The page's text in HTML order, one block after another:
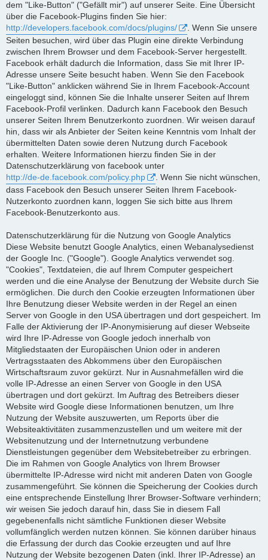
dem "Like-Button" ("Gefällt mir") auf unserer Seite. Eine Übersicht
über die Facebook-Plugins finden Sie hier:
http://developers.facebook.com/docs/plugins/
. Wenn Sie unsere
Seiten besuchen, wird über das Plugin eine direkte Verbindung
zwischen Ihrem Browser und dem Facebook-Server hergestellt.
Facebook erhält dadurch die Information, dass Sie mit Ihrer IP-
Adresse unsere Seite besucht haben. Wenn Sie den Facebook
"Like-Button" anklicken während Sie in Ihrem Facebook-Account
eingeloggt sind, können Sie die Inhalte unserer Seiten auf Ihrem
Facebook-Profil verlinken. Dadurch kann Facebook den Besuch
unserer Seiten Ihrem Benutzerkonto zuordnen. Wir weisen darauf
hin, dass wir als Anbieter der Seiten keine Kenntnis vom Inhalt der
übermittelten Daten sowie deren Nutzung durch Facebook
erhalten. Weitere Informationen hierzu finden Sie in der
Datenschutzerklärung von facebook unter
http://de-de.facebook.com/policy.php
. Wenn Sie nicht wünschen,
dass Facebook den Besuch unserer Seiten Ihrem Facebook-
Nutzerkonto zuordnen kann, loggen Sie sich bitte aus Ihrem
Facebook-Benutzerkonto aus.
Datenschutzerklärung für die Nutzung von Google Analytics
Diese Website benutzt Google Analytics, einen Webanalysedienst
der Google Inc. ("Google"). Google Analytics verwendet sog.
"Cookies", Textdateien, die auf Ihrem Computer gespeichert
werden und die eine Analyse der Benutzung der Website durch Sie
ermöglichen. Die durch den Cookie erzeugten Informationen über
Ihre Benutzung dieser Website werden in der Regel an einen
Server von Google in den USA übertragen und dort gespeichert. Im
Falle der Aktivierung der IP-Anonymisierung auf dieser Webseite
wird Ihre IP-Adresse von Google jedoch innerhalb von
Mitgliedstaaten der Europäischen Union oder in anderen
Vertragsstaaten des Abkommens über den Europäischen
Wirtschaftsraum zuvor gekürzt. Nur in Ausnahmefällen wird die
volle IP-Adresse an einen Server von Google in den USA
übertragen und dort gekürzt. Im Auftrag des Betreibers dieser
Website wird Google diese Informationen benutzen, um Ihre
Nutzung der Website auszuwerten, um Reports über die
Websiteaktivitäten zusammenzustellen und um weitere mit der
Websitenutzung und der Internetnutzung verbundene
Dienstleistungen gegenüber dem Websitebetreiber zu erbringen.
Die im Rahmen von Google Analytics von Ihrem Browser
übermittelte IP-Adresse wird nicht mit anderen Daten von Google
zusammengeführt. Sie können die Speicherung der Cookies durch
eine entsprechende Einstellung Ihrer Browser-Software verhindern;
wir weisen Sie jedoch darauf hin, dass Sie in diesem Fall
gegebenenfalls nicht sämtliche Funktionen dieser Website
vollumfänglich werden nutzen können. Sie können darüber hinaus
die Erfassung der durch das Cookie erzeugten und auf Ihre
Nutzung der Website bezogenen Daten (inkl. Ihrer IP-Adresse) an